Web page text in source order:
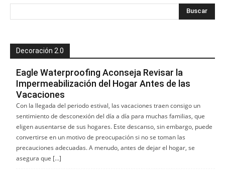
Decoración 2.0
Eagle Waterproofing Aconseja Revisar la
Impermeabilización del Hogar Antes de las
Vacaciones
Con la llegada del periodo estival, las vacaciones traen consigo un
sentimiento de desconexión del día a día para muchas familias, que
eligen ausentarse de sus hogares. Este descanso, sin embargo, puede
convertirse en un motivo de preocupación si no se toman las
precauciones adecuadas. A menudo, antes de dejar el hogar, se
asegura que […]